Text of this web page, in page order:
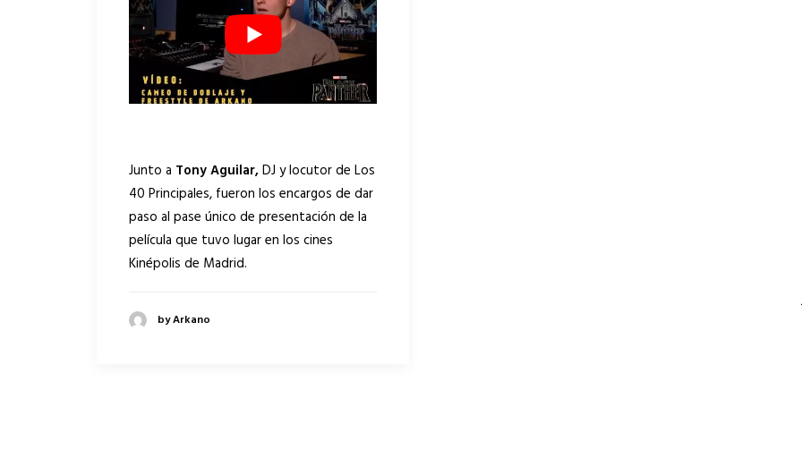
Junto a Tony Aguilar,DJ y locutor de Los
40 Principales, fueron los encargos de dar
paso al pase único de presentación de la
película que tuvo lugar en los cines
Kinépolis de Madrid.
by Arkano